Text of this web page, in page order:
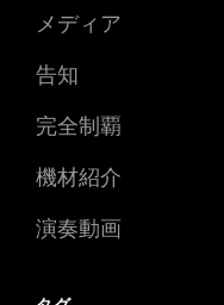
メディア
告知
完全制覇
機材紹介
演奏動画